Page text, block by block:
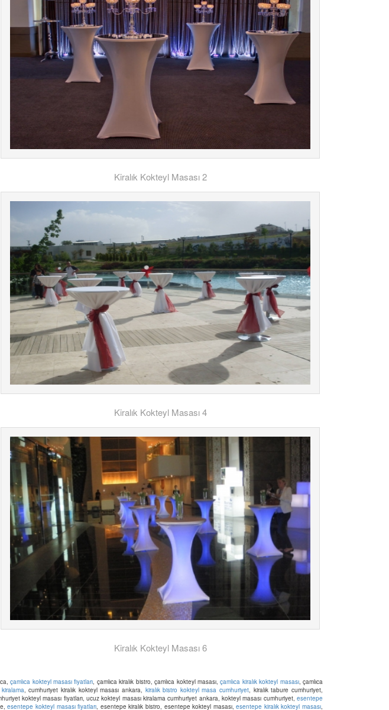
Kiralık Kokteyl Masası 2
Kiralık Kokteyl Masası 4
Kiralık Kokteyl Masası 6
çamlıca kokteyl masası fiyatları, çamlıca kiralık bistro, çamlıca kokteyl masası,çamlıca kiralık kokteyl masası, çamlıca
, cumhuriyet kiralık kokteyl masası ankara, kiralık bistro kokteyl masa cumhuriyet, kiralık tabure cumhuriyet,
kokteyl masası fiyatları, ucuz kokteyl masası kiralama cumhuriyet ankara, kokteyl masası cumhuriyet,esentepe
esentepe kokteyl masası fiyatları, esentepe kiralık bistro, esentepe kokteyl masası,esentepe kiralık kokteyl masası,